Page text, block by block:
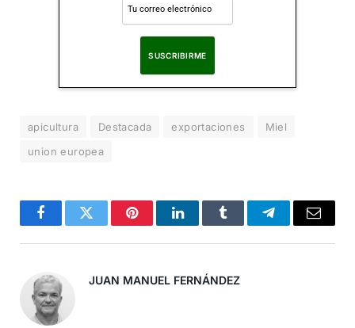
apicultura Destacada exportaciones
Miel
union europea
FacebookTwitter PinterestLinkedInTumblr TelegramCorreo
JUAN MANUEL FERNÁNDEZ